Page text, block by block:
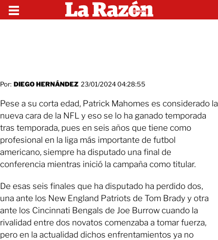
Por: DIEGO HERNÁNDEZ 23/01/2024 04:28:55
Pese a su corta edad, Patrick Mahomes es considerado la
nueva cara de la NFL y eso se lo ha ganado temporada
tras temporada, pues en seis años que tiene como
profesional en la liga más importante de futbol
americano, siempre ha disputado una final de
conferencia mientras inició la campaña como titular.
De esas seis finales que ha disputado ha perdido dos,
una ante los New England Patriots de Tom Brady y otra
ante los Cincinnati Bengals de Joe Burrow cuando la
rivalidad entre dos novatos comenzaba a tomar fuerza,
pero en la actualidad dichos enfrentamientos ya no